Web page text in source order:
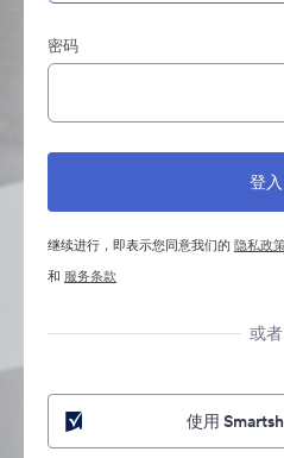
密码
继续进行，即表示您同意我们的 隐私政
和 服务条款
或者
使用